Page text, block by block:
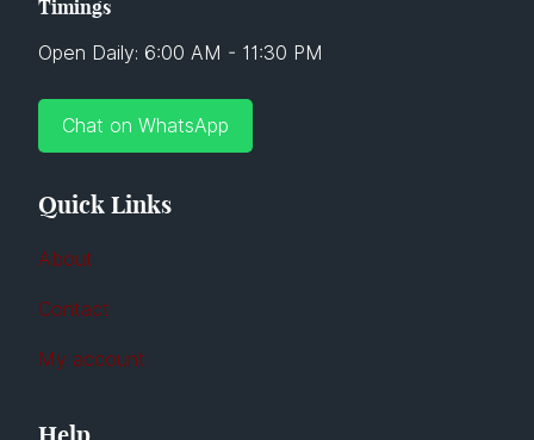
Timings
Open Daily: 6:00 AM - 11:30 PM
Chat on WhatsApp
Quick Links
About
Contact
My account